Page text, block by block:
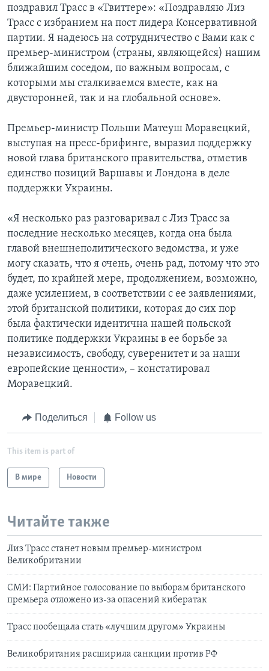
поздравил Трасс в «Твиттере»: «Поздравляю Лиз
Трасс с избранием на пост лидера Консервативной
партии. Я надеюсь на сотрудничество с Вами как с
премьер-министром (страны, являющейся) нашим
ближайшим соседом, по важным вопросам, с
которыми мы сталкиваемся вместе, как на
двусторонней, так и на глобальной основе».
Премьер-министр Польши Матеуш Моравецкий,
выступая на пресс-брифинге, выразил поддержку
новой глава британского правительства, отметив
единство позиций Варшавы и Лондона в деле
поддержки Украины.
«Я несколько раз разговаривал с Лиз Трасс за
последние несколько месяцев, когда она была
главой внешнеполитического ведомства, и уже
могу сказать, что я очень, очень рад, потому что это
будет, по крайней мере, продолжением, возможно,
даже усилением, в соответствии с ее заявлениями,
этой британской политики, которая до сих пор
была фактически идентична нашей польской
политике поддержки Украины в ее борьбе за
независимость, свободу, суверенитет и за наши
европейские ценности», – констатировал
Моравецкий.
Поделиться Follow us
This item is part of
В мире Новости
Читайте также
Лиз Трасс станет новым премьер-министром
Великобритании
СМИ: Партийное голосование по выборам британского
премьера отложено из-за опасений кибератак
Трасс пообещала стать «лучшим другом» Украины
Великобритания расширила санкции против РФ